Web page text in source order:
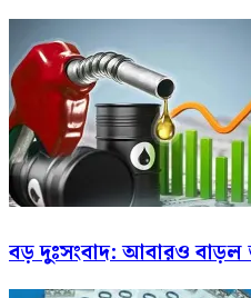
বড় দুঃসংবাদ: আবারও বাড়ল